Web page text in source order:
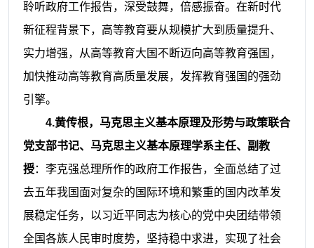
聆听政府工作报告，深受鼓舞，倍感振奋。在新时代
新征程背景下，高等教育要从规模扩大到质量提升、
实力增强，从高等教育大国不断迈向高等教育强国，
加快推动高等教育高质量发展，发挥教育强国的强劲
引擎。
4.黄传根，马克思主义基本原理及形势与政策联合
党支部书记、马克思主义基本原理学系主任、副教
授：李克强总理所作的政府工作报告，全面总结了过
去五年我国面对复杂的国际环境和繁重的国内改革发
展稳定任务，以习近平同志为核心的党中央团结带领
全国各族人民审时度势，坚持稳中求进，实现了社会